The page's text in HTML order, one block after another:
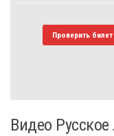
Проверить билет
Видео